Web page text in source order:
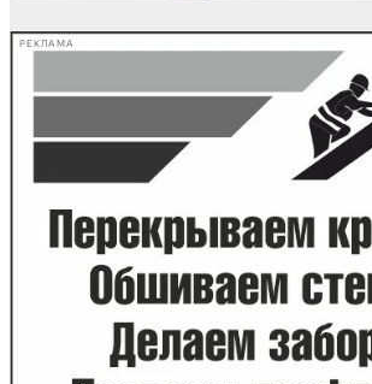
РЕКЛАМА